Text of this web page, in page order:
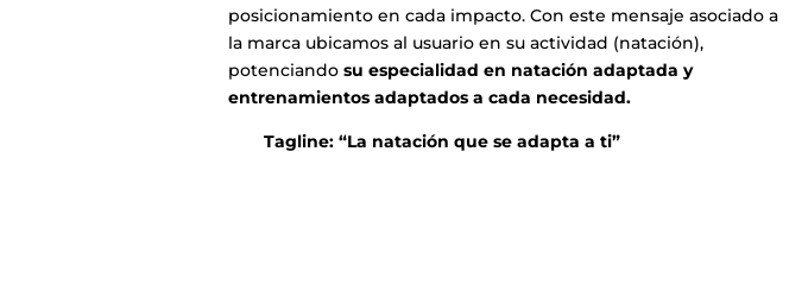
posicionamiento en cada impacto. Con este mensaje asociado a
la marca ubicamos al usuario en su actividad (natación),
potenciando su especialidad en natación adaptada y
entrenamientos adaptados a cada necesidad.
Tagline: “La natación que se adapta a ti”